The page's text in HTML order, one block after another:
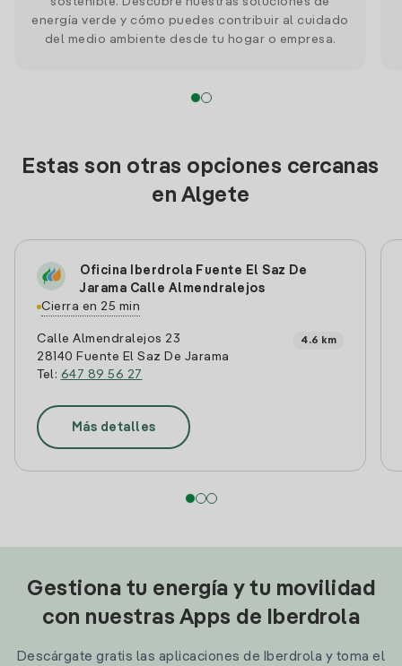
energía verde y cómo puedes contribuir al cuidado
del medio ambiente desde tu hogar o empresa.
Estas son otras opciones cercanas
en Algete
Oficina Iberdrola Fuente El Saz De
Jarama Calle Almendralejos
Cierra en 25 min
Calle Almendralejos 23
28140 Fuente El Saz De Jarama
Tel: 647 89 56 27
4.6 km
Más detalles
Gestiona tu energía y tu movilidad
con nuestras Apps de Iberdrola
Descárgate gratis las aplicaciones de Iberdrola y toma el